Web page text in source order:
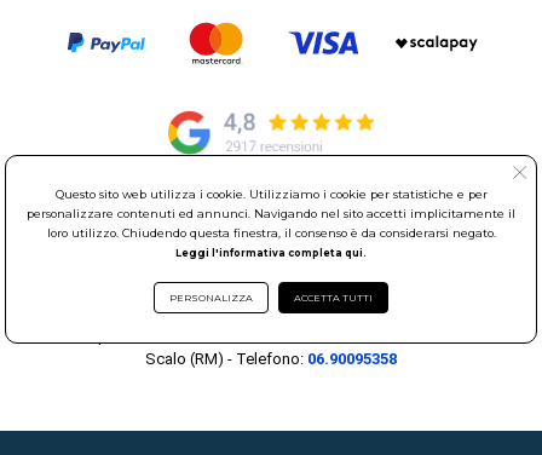
© Elettroservice Spa - Sede Legale: Via Leonardo da Vinci, 40 -
00015 Monterotondo Scalo (RM)
Sociale 1.600.000,00 Euro i.v. Iscritto al Registro delle Imprese di
Roma REA: RM-535144
Scalo (RM) - Telefono: 06.90095358
Questo sito web utilizza i cookie. Utilizziamo i cookie per statistiche e per
personalizzare contenuti ed annunci. Navigando nel sito accetti implicitamente il
loro utilizzo. Chiudendo questa finestra, il consenso è da considerarsi negato.
Leggi l'informativa completa qui.
PERSONALIZZA ACCETTA TUTTI